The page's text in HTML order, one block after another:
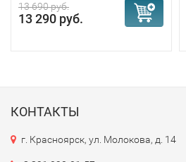
13 690 руб.
13 290 руб.
КОНТАКТЫ
г. Красноярск, ул. Молокова, д. 14